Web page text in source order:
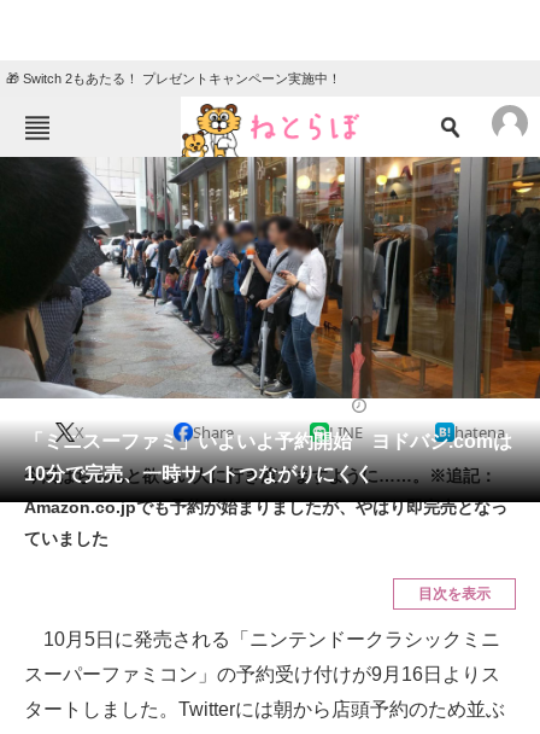
🎁 Switch 2もあたる！ プレゼントキャンペーン実施中！
ねとらぼメニュー
ニュース
クイズ
地域
住まい 教育・育児
動物 リサーチ
会員記事
メディア
注目記事を集めた総合ページ
スマホと通信の最新トレンド
「ミニスーファミ」いよいよ予約開始 ヨドバシ.comは
10分で完売、一時サイトつながりにくく
X Share LINE hatena
今回はちゃんと欲しい人に行き渡りますように……。※追記：
Amazon.co.jpでも予約が始まりましたが、やはり即完売となっ
ていました
目次を表示
10月5日に発売される「ニンテンドークラシックミニ
スーパーファミコン」の予約受け付けが9月16日よりス
タートしました。Twitterには朝から店頭予約のため並ぶ